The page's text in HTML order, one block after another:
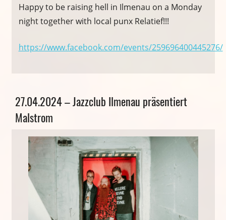
Happy to be raising hell in Ilmenau on a Monday
night together with local punx Relatief!!!
https://www.facebook.com/events/259696400445276/
Allgemein
27.04.2024 – Jazzclub Ilmenau präsentiert
Malstrom